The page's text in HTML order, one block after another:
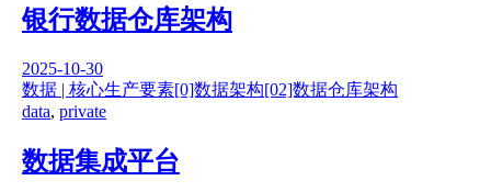
银行数据仓库架构
2025-10-30
数据 | 核心生产要素[0]数据架构[02]数据仓库架构
data, private
数据集成平台